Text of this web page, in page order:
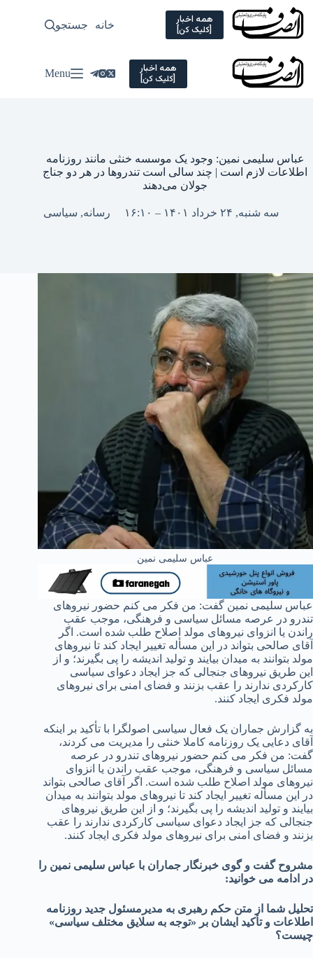
Skip
content
همه اخبار
[کلیک کن] خانه سیاسی
جستجو
همه اخبار
[کلیک کن] Menu
عباس سلیمی نمین: وجود یک موسسه خنثی مانند روزنامه
اطلاعات لازم است | چند سالی است تندروها در هر دو جناج
جولان می‌دهند
سه شنبه, ۲۴ خرداد ۱۴۰۱ – ۱۶:۱۰ رسانه, سیاسی
عباس سلیمی نمین
عباس سلیمی نمین گفت: من فکر می کنم حضور نیروهای
تندرو در عرصه مسائل سیاسی و فرهنگی، موجب عقب
راندن یا انزوای نیروهای مولد اصلاح طلب شده است. اگر
آقای صالحی بتواند در این مسأله تغییر ایجاد کند تا نیروهای
مولد بتوانند به میدان بیایند و تولید اندیشه را پی بگیرند؛ و از
این طریق نیروهای جنجالی که جز ایجاد دعوای سیاسی
کارکردی ندارند را عقب بزنند و فضای امنی برای نیروهای
مولد فکری ایجاد کنند.
به گزارش جماران یک فعال سیاسی اصولگرا با تأکید بر اینکه
آقای دعایی یک روزنامه کاملا خنثی را مدیریت می کردند،
گفت: من فکر می کنم حضور نیروهای تندرو در عرصه
مسائل سیاسی و فرهنگی، موجب عقب راندن یا انزوای
نیروهای مولد اصلاح طلب شده است. اگر آقای صالحی بتواند
در این مسأله تغییر ایجاد کند تا نیروهای مولد بتوانند به میدان
بیایند و تولید اندیشه را پی بگیرند؛ و از این طریق نیروهای
جنجالی که جز ایجاد دعوای سیاسی کارکردی ندارند را عقب
بزنند و فضای امنی برای نیروهای مولد فکری ایجاد کنند.
مشروح گفت و گوی خبرنگار جماران با عباس سلیمی نمین را
در ادامه می خوانید:
تحلیل شما از متن حکم رهبری به مدیرمسئول جدید روزنامه
اطلاعات و تأکید ایشان بر «توجه به سلایق مختلف سیاسی»
چیست؟